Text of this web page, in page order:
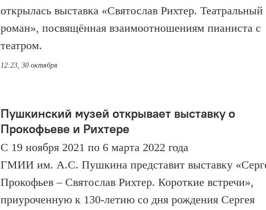
открылась выставка «Святослав Рихтер. Театральный
роман», посвящённая взаимоотношениям пианиста с
театром.
12:23, 30 октября
Пушкинский музей открывает выставку о
Прокофьеве и Рихтере
С 19 ноября 2021 по 6 марта 2022 года
ГМИИ им. А.С. Пушкина представит выставку
Прокофьев – Святослав Рихтер. Короткие встречи»,
приуроченную к 130-летию со дня рождения Сергея